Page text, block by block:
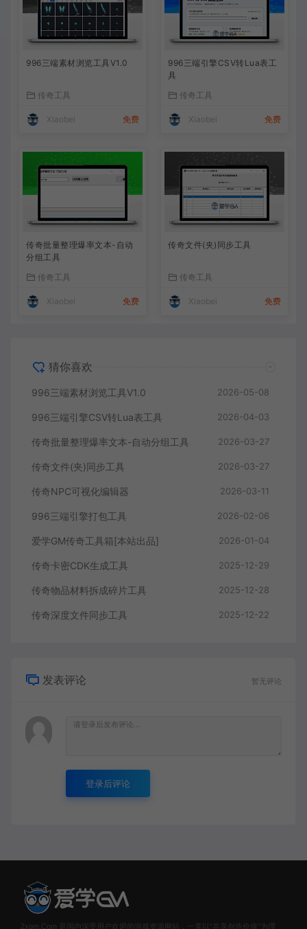
996三端素材浏览工具V1.0
传奇工具
Xiaobei 免费
996三端引擎CSV转Lua表工
具
传奇工具
Xiaobei 免费
传奇批量整理爆率文本-自动
分组工具
传奇工具
Xiaobei 免费
传奇文件(夹)同步工具
传奇工具
Xiaobei 免费
猜你喜欢
996三端素材浏览工具V1.0 2026-05-08
996三端引擎CSV转Lua表工具 2026-04-03
传奇批量整理爆率文本-自动分组工具 2026-03-27
传奇文件(夹)同步工具 2026-03-27
传奇NPC可视化编辑器 2026-03-11
996三端引擎打包工具 2026-02-06
爱学GM传奇工具箱[本站出品] 2026-01-04
传奇卡密CDK生成工具 2025-12-29
传奇物品材料拆成碎片工具 2025-12-28
传奇深度文件同步工具 2025-12-22
发表评论 暂无评论
登录后评论
2xgm.Com 是国内深受用户欢迎的游戏资源网站，一直以“共享创造价值”为理